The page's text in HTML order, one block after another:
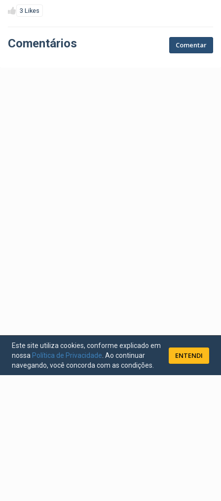
3 Likes
Comentários Comentar
Este site utiliza cookies, conforme explicado em
nossa Política de Privacidade . Ao continuar
navegando, você concorda com as condições.
ENTENDI